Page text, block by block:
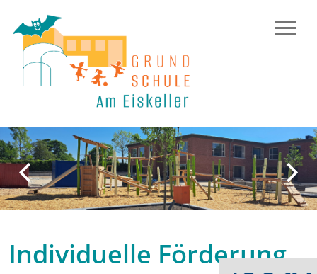
Previous
Individuelle Förderung